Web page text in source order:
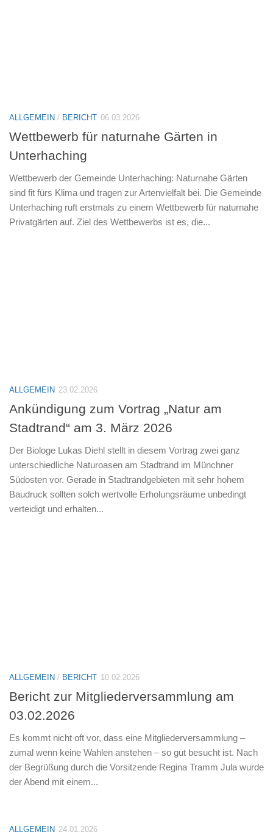
ALLGEMEIN / BERICHT 06.03.2026
Wettbewerb für naturnahe Gärten in
Unterhaching
Wettbewerb der Gemeinde Unterhaching: Naturnahe Gärten
sind fit fürs Klima und tragen zur Artenvielfalt bei. Die Gemeinde
Unterhaching ruft erstmals zu einem Wettbewerb für naturnahe
Privatgärten auf. Ziel des Wettbewerbs ist es, die...
ALLGEMEIN 23.02.2026
Ankündigung zum Vortrag „Natur am
Stadtrand“ am 3. März 2026
Der Biologe Lukas Diehl stellt in diesem Vortrag zwei ganz
unterschiedliche Naturoasen am Stadtrand im Münchner
Südosten vor. Gerade in Stadtrandgebieten mit sehr hohem
Baudruck sollten solch wertvolle Erholungsräume unbedingt
verteidigt und erhalten...
ALLGEMEIN / BERICHT 10.02.2026
Bericht zur Mitgliederversammlung am
03.02.2026
Es kommt nicht oft vor, dass eine Mitgliederversammlung –
zumal wenn keine Wahlen anstehen – so gut besucht ist. Nach
der Begrüßung durch die Vorsitzende Regina Tramm Jula wurde
der Abend mit einem...
ALLGEMEIN 24.01.2026